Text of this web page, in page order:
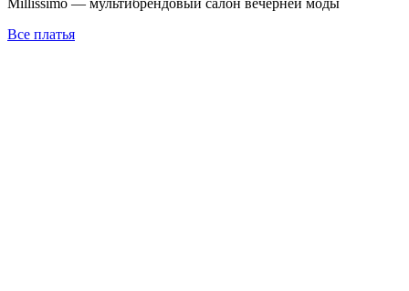
Millissimo — мультибрендовый салон вечерней моды
Все платья